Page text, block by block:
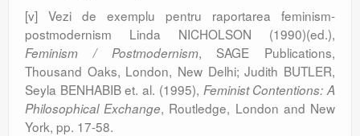
[v] Vezi de exemplu pentru raportarea feminism-
postmodernism Linda NICHOLSON (1990)(ed.),
Feminism / Postmodernism, SAGE Publications,
Thousand Oaks, London, New Delhi; Judith BUTLER,
Seyla BENHABIB et. al. (1995), Feminist Contentions: A
Philosophical Exchange, Routledge, London and New
York, pp. 17-58.